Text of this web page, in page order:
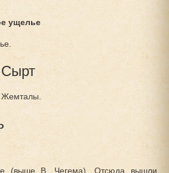
ущелье
(выше В. Чегема). Отсюда вышли